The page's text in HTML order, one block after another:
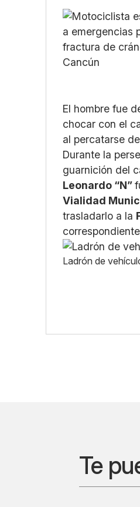
El hombre fue
chocar con el
al percatarse
Durante la
guarnición del
Leonardo “N”
Vialidad
trasladarlo a la
Ladrón de
Te